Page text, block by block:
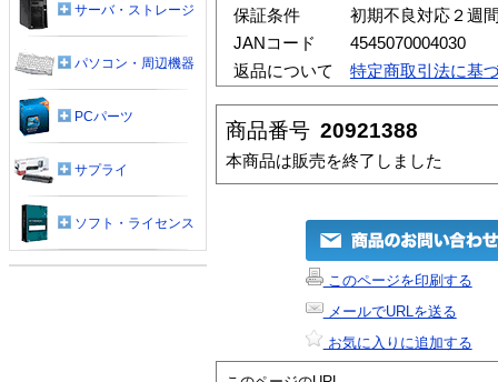
保証条件
初期不良対応２週
JANコード
4545070004030
返品について
特定商取引法に基
商品番号 20921388
本商品は販売を終了しました
このページを印刷する
メールでURLを送る
お気に入りに追加する
サーバ・ストレージ
パソコン・周辺機器
PCパーツ
サプライ
ソフト・ライセンス